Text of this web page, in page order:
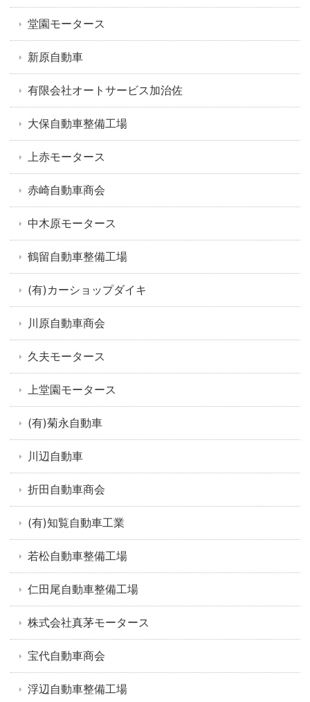
堂園モータース
新原自動車
有限会社オートサービス加治佐
大保自動車整備工場
上赤モータース
赤崎自動車商会
中木原モータース
鶴留自動車整備工場
(有)カーショップダイキ
川原自動車商会
久夫モータース
上堂園モータース
(有)菊永自動車
川辺自動車
折田自動車商会
(有)知覧自動車工業
若松自動車整備工場
仁田尾自動車整備工場
株式会社真茅モータース
宝代自動車商会
浮辺自動車整備工場